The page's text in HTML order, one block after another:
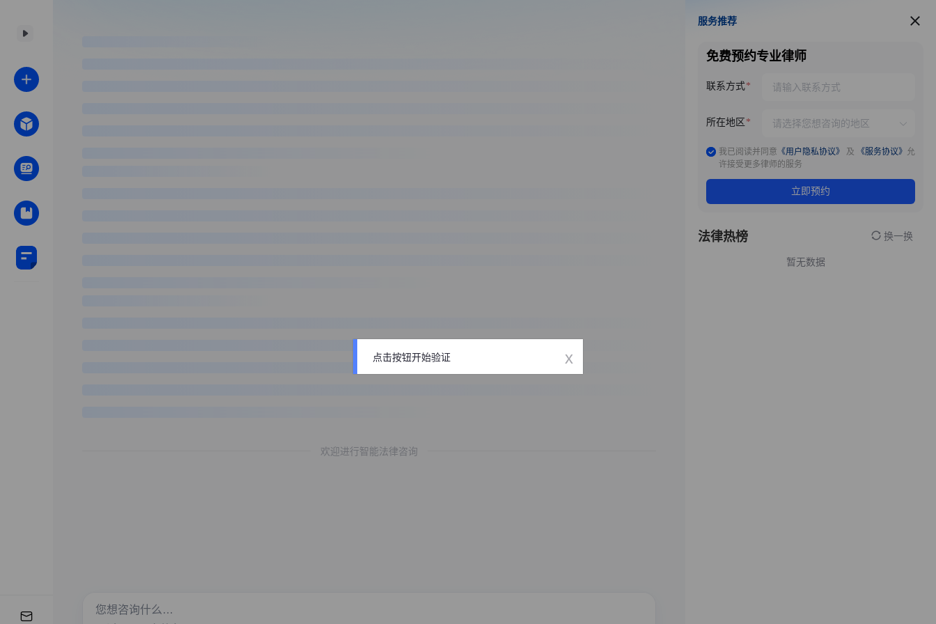
欢迎进行智能法律咨询
服务推荐
服务推荐
免费预约专业律师
联系方式
所在地区
我已阅读并同意 《用户隐私协议》 及 《服务协议》 允
许接受更多律师的服务
立即预约
法律热榜 换一换
暂无数据
点击按钮开始验证 x